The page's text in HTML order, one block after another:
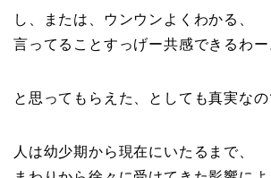
し、または、ウンウンよくわかる、
言ってることすっげー共感できるわー
と思ってもらえた、としても真実なの
人は幼少期から現在にいたるまで、